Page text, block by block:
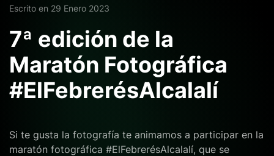
Escrito en 29 Enero 2023
7ª edición de la
Maratón Fotográfica
#ElFebrerésAlcalalí
Si te gusta la fotografía te animamos a participar en la
maratón fotográfica #ElFebrerésAlcalalí, que se